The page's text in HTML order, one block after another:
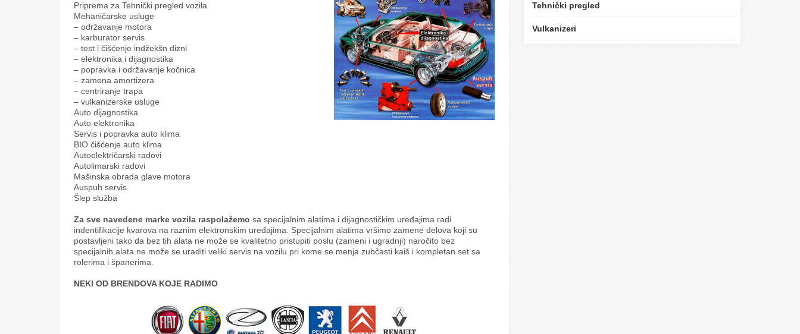
Priprema za Tehnički pregled vozila
Mehaničarske usluge
– održavanje motora
– karburator servis
– test i čišćenje indžekšn dizni
– elektronika i dijagnostika
– popravka i održavanje kočnica
– zamena amortizera
– centriranje trapa
– vulkanizerske usluge
Auto dijagnostika
Auto elektronika
Servis i popravka auto klima
BIO čišćenje auto klima
Autoelektričarski radovi
Autolimarski radovi
Mašinska obrada glave motora
Auspuh servis
Šlep služba
Za sve navedene marke vozila raspolažemo sa specijalnim alatima i dijagnostičkim uređajima radi
indentifikacije kvarova na raznim elektronskim uređajima. Specijalnim alatima vršimo zamene delova koji su
postavljeni tako da bez tih alata ne može se kvalitetno pristupiti poslu (zameni i ugradnji) naročito bez
specijalnih alata ne može se uraditi veliki servis na vozilu pri kome se menja zubčasti kaiš i kompletan set sa
rolerima i španerima.
NEKI OD BRENDOVA KOJE RADIMO
Tehnički pregled
Vulkanizeri